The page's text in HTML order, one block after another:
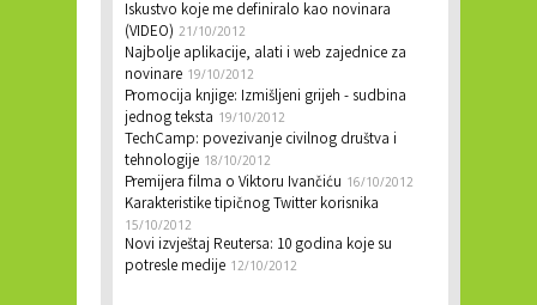
Iskustvo koje me definiralo kao novinara
(VIDEO) 21/10/2012
Najbolje aplikacije, alati i web zajednice za
novinare 19/10/2012
Promocija knjige: Izmišljeni grijeh - sudbina
jednog teksta 19/10/2012
TechCamp: povezivanje civilnog društva i
tehnologije 18/10/2012
Premijera filma o Viktoru Ivančiću 16/10/2012
Karakteristike tipičnog Twitter korisnika
15/10/2012
Novi izvještaj Reutersa: 10 godina koje su
potresle medije 12/10/2012